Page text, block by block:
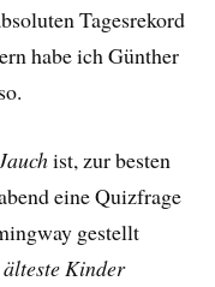
Tagesrekord
habe ich Günther
ist, zur besten
eine Quizfrage
gestellt
älteste Kinder